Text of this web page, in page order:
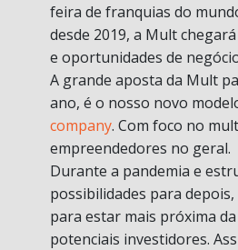
feira de franquias do
desde 2019, a Mult
e oportunidades de
A grande aposta da Mult
ano, é o nosso novo
company. Com foco no
empreendedores no geral.
Durante a pandemia e
possibilidades para
para estar mais próxima
potenciais investidores.